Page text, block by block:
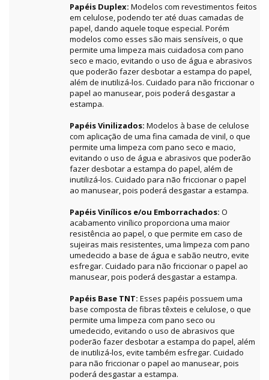
Papéis Duplex: Modelos com revestimentos feitos
em celulose, podendo ter até duas camadas de
papel, dando aquele toque especial. Porém
modelos como esses são mais sensíveis, o que
permite uma limpeza mais cuidadosa com pano
seco e macio, evitando o uso de água e abrasivos
que poderão fazer desbotar a estampa do papel,
além de inutilizá-los. Cuidado para não friccionar o
papel ao manusear, pois poderá desgastar a
estampa.
Papéis Vinilizados: Modelos à base de celulose
com aplicação de uma fina camada de vinil, o que
permite uma limpeza com pano seco e macio,
evitando o uso de água e abrasivos que poderão
fazer desbotar a estampa do papel, além de
inutilizá-los. Cuidado para não friccionar o papel
ao manusear, pois poderá desgastar a estampa.
Papéis Vinílicos e/ou Emborrachados: O
acabamento vinílico proporciona uma maior
resistência ao papel, o que permite em caso de
sujeiras mais resistentes, uma limpeza com pano
umedecido a base de água e sabão neutro, evite
esfregar. Cuidado para não friccionar o papel ao
manusear, pois poderá desgastar a estampa.
Papéis Base TNT: Esses papéis possuem uma
base composta de fibras têxteis e celulose, o que
permite uma limpeza com pano seco ou
umedecido, evitando o uso de abrasivos que
poderão fazer desbotar a estampa do papel, além
de inutilizá-los, evite também esfregar. Cuidado
para não friccionar o papel ao manusear, pois
poderá desgastar a estampa.